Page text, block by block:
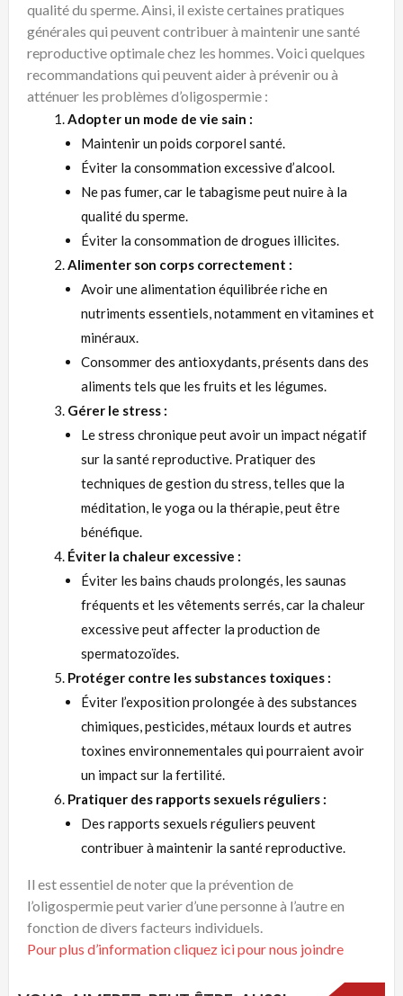
qualité du sperme. Ainsi, il existe certaines pratiques
générales qui peuvent contribuer à maintenir une santé
reproductive optimale chez les hommes. Voici quelques
recommandations qui peuvent aider à prévenir ou à
atténuer les problèmes d’oligospermie :
Adopter un mode de vie sain :
Maintenir un poids corporel santé.
Éviter la consommation excessive d’alcool.
Ne pas fumer, car le tabagisme peut nuire à la
qualité du sperme.
Éviter la consommation de drogues illicites.
Alimenter son corps correctement :
Avoir une alimentation équilibrée riche en
nutriments essentiels, notamment en vitamines et
minéraux.
Consommer des antioxydants, présents dans des
aliments tels que les fruits et les légumes.
Gérer le stress :
Le stress chronique peut avoir un impact négatif
sur la santé reproductive. Pratiquer des
techniques de gestion du stress, telles que la
méditation, le yoga ou la thérapie, peut être
bénéfique.
Éviter la chaleur excessive :
Éviter les bains chauds prolongés, les saunas
fréquents et les vêtements serrés, car la chaleur
excessive peut affecter la production de
spermatozoïdes.
Protéger contre les substances toxiques :
Éviter l’exposition prolongée à des substances
chimiques, pesticides, métaux lourds et autres
toxines environnementales qui pourraient avoir
un impact sur la fertilité.
Pratiquer des rapports sexuels réguliers :
Des rapports sexuels réguliers peuvent
contribuer à maintenir la santé reproductive.
Il est essentiel de noter que la prévention de
l’oligospermie peut varier d’une personne à l’autre en
fonction de divers facteurs individuels.
Pour plus d’information cliquez ici pour nous joindre